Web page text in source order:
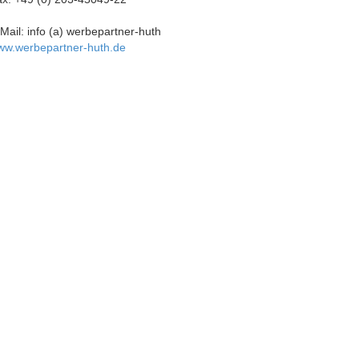
info (a) werbepartner-huth
huth.de